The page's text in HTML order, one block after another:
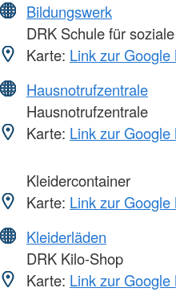
Bildungswerk
DRK Schule für
Karte: Link zur
Hausnotrufzentrale
Hausnotrufzentrale
Karte: Link zur
Kleidercontainer
Karte: Link zur
Kleiderläden
DRK Kilo-Shop
Karte: Link zur